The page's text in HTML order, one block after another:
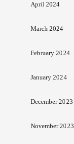
April 2024
March 2024
February 2024
January 2024
December 2023
November 2023